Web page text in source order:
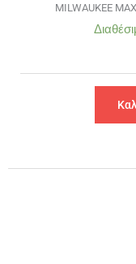
MILWAUKEE